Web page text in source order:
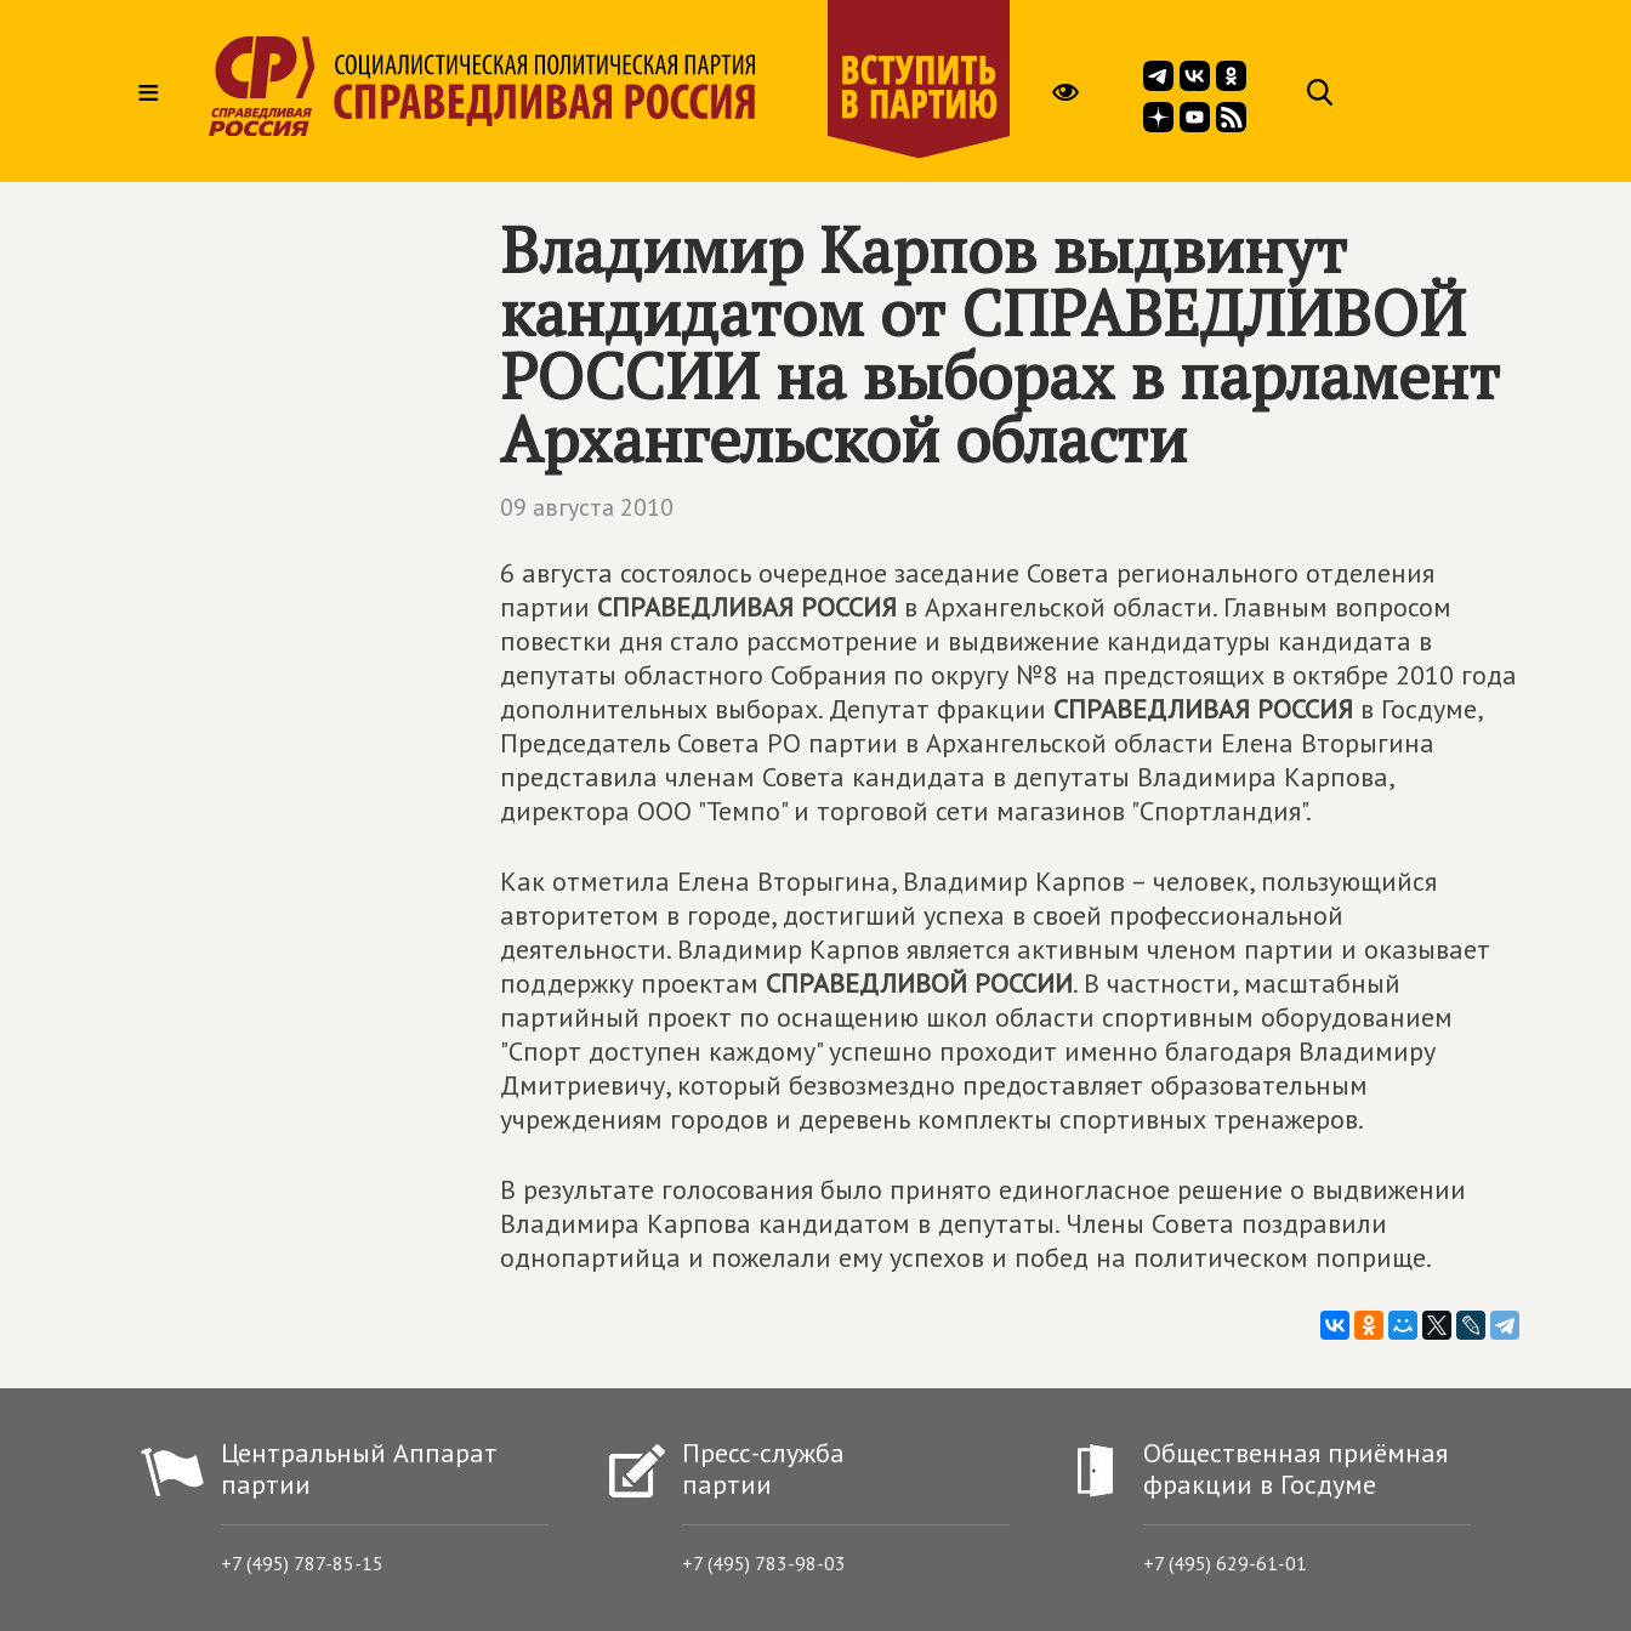
≡
Владимир Карпов выдвинут
кандидатом от СПРАВЕДЛИВОЙ
РОССИИна выборах в парламент
Архангельской области
09 августа 2010
6 августа состоялось очередное заседание Совета регионального отделения
партии СПРАВЕДЛИВАЯ РОССИЯ в Архангельской области. Главным вопросом
повестки дня стало рассмотрение и выдвижение кандидатуры кандидата в
депутаты областного Собрания по округу №8 на предстоящих в октябре 2010 года
дополнительных выборах. Депутат фракции СПРАВЕДЛИВАЯ РОССИЯ в Госдуме,
Председатель Совета РО партии в Архангельской области Елена Вторыгина
представила членам Совета кандидата в депутаты Владимира Карпова,
директора ООО "Темпо" и торговой сети магазинов "Спортландия".
Как отметила Елена Вторыгина, Владимир Карпов – человек, пользующийся
авторитетом в городе, достигший успеха в своей профессиональной
деятельности. Владимир Карпов является активным членом партии и оказывает
поддержку проектам СПРАВЕДЛИВОЙ РОССИИ. В частности, масштабный
партийный проект по оснащению школ области спортивным оборудованием
"Спорт доступен каждому" успешно проходит именно благодаря Владимиру
Дмитриевичу, который безвозмездно предоставляет образовательным
учреждениям городов и деревень комплекты спортивных тренажеров.
В результате голосования было принято единогласное решение о выдвижении
Владимира Карпова кандидатом в депутаты. Члены Совета поздравили
однопартийца и пожелали ему успехов и побед на политическом поприще.
Центральный Аппарат
партии
+7 (495) 787-85-15
Пресс-служба
партии
+7 (495) 783-98-03
Общественная приёмная
фракции в Госдуме
+7 (495) 629-61-01